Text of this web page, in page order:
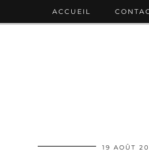
ACCUEIL
19 AOÛT